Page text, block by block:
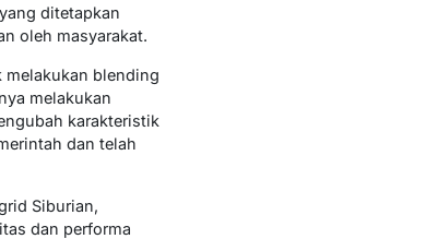
ditetapkan
oleh masyarakat.
melakukan blending
melakukan
karakteristik
dan telah
Siburian,
dan performa